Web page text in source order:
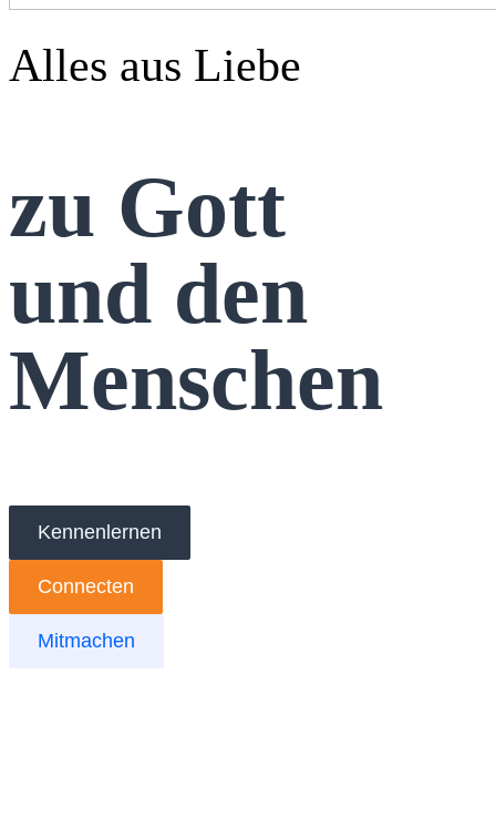
Alles aus Liebe
zu Gott
und den
Menschen
Kennenlernen
Connecten
Mitmachen